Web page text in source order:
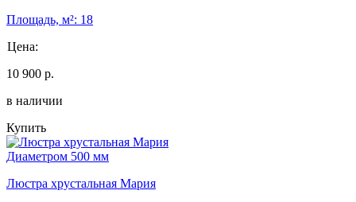
Площадь, м²: 18
Цена:
10 900 р.
в наличии
Купить
Диаметром 500 мм
Люстра хрустальная Мария